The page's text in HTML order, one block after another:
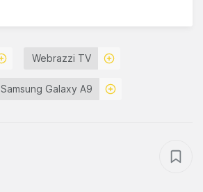
Webrazzi TV
Samsung Galaxy A9